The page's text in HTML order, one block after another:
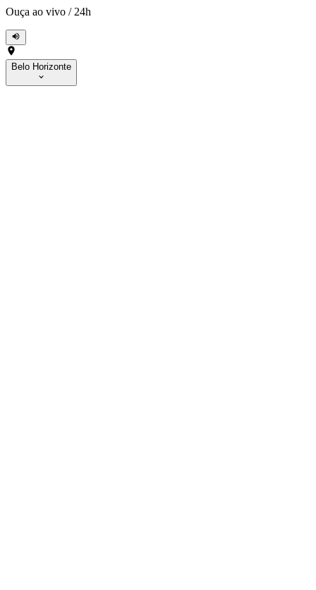
Ouça ao vivo / 24h
Belo Horizonte